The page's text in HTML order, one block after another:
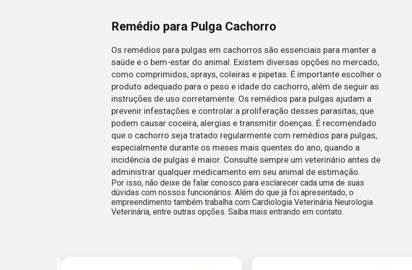
Remédio para Pulga Cachorro
Os remédios para pulgas em cachorros são essenciais para manter a
saúde e o bem-estar do animal. Existem diversas opções no mercado,
como comprimidos, sprays, coleiras e pipetas. É importante escolher o
produto adequado para o peso e idade do cachorro, além de seguir as
instruções de uso corretamente. Os remédios para pulgas ajudam a
prevenir infestações e controlar a proliferação desses parasitas, que
podem causar coceira, alergias e transmitir doenças. É recomendado
que o cachorro seja tratado regularmente com remédios para pulgas,
especialmente durante os meses mais quentes do ano, quando a
incidência de pulgas é maior. Consulte sempre um veterinário antes de
administrar qualquer medicamento em seu animal de estimação.
Por isso, não deixe de falar conosco para esclarecer cada uma de suas
dúvidas com nossos funcionários. Além do que já foi apresentado, o
empreendimento também trabalha com Cardiologia Veterinária Neurologia
Veterinária, entre outras opções. Saiba mais entrando em contato.